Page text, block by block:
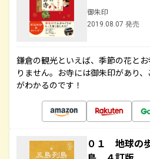
御朱印
2019.08.07 発売
鎌倉の観光といえば、季節の花と
りません。お寺には御朱印があり
がわかるのです！
０１ 地球の